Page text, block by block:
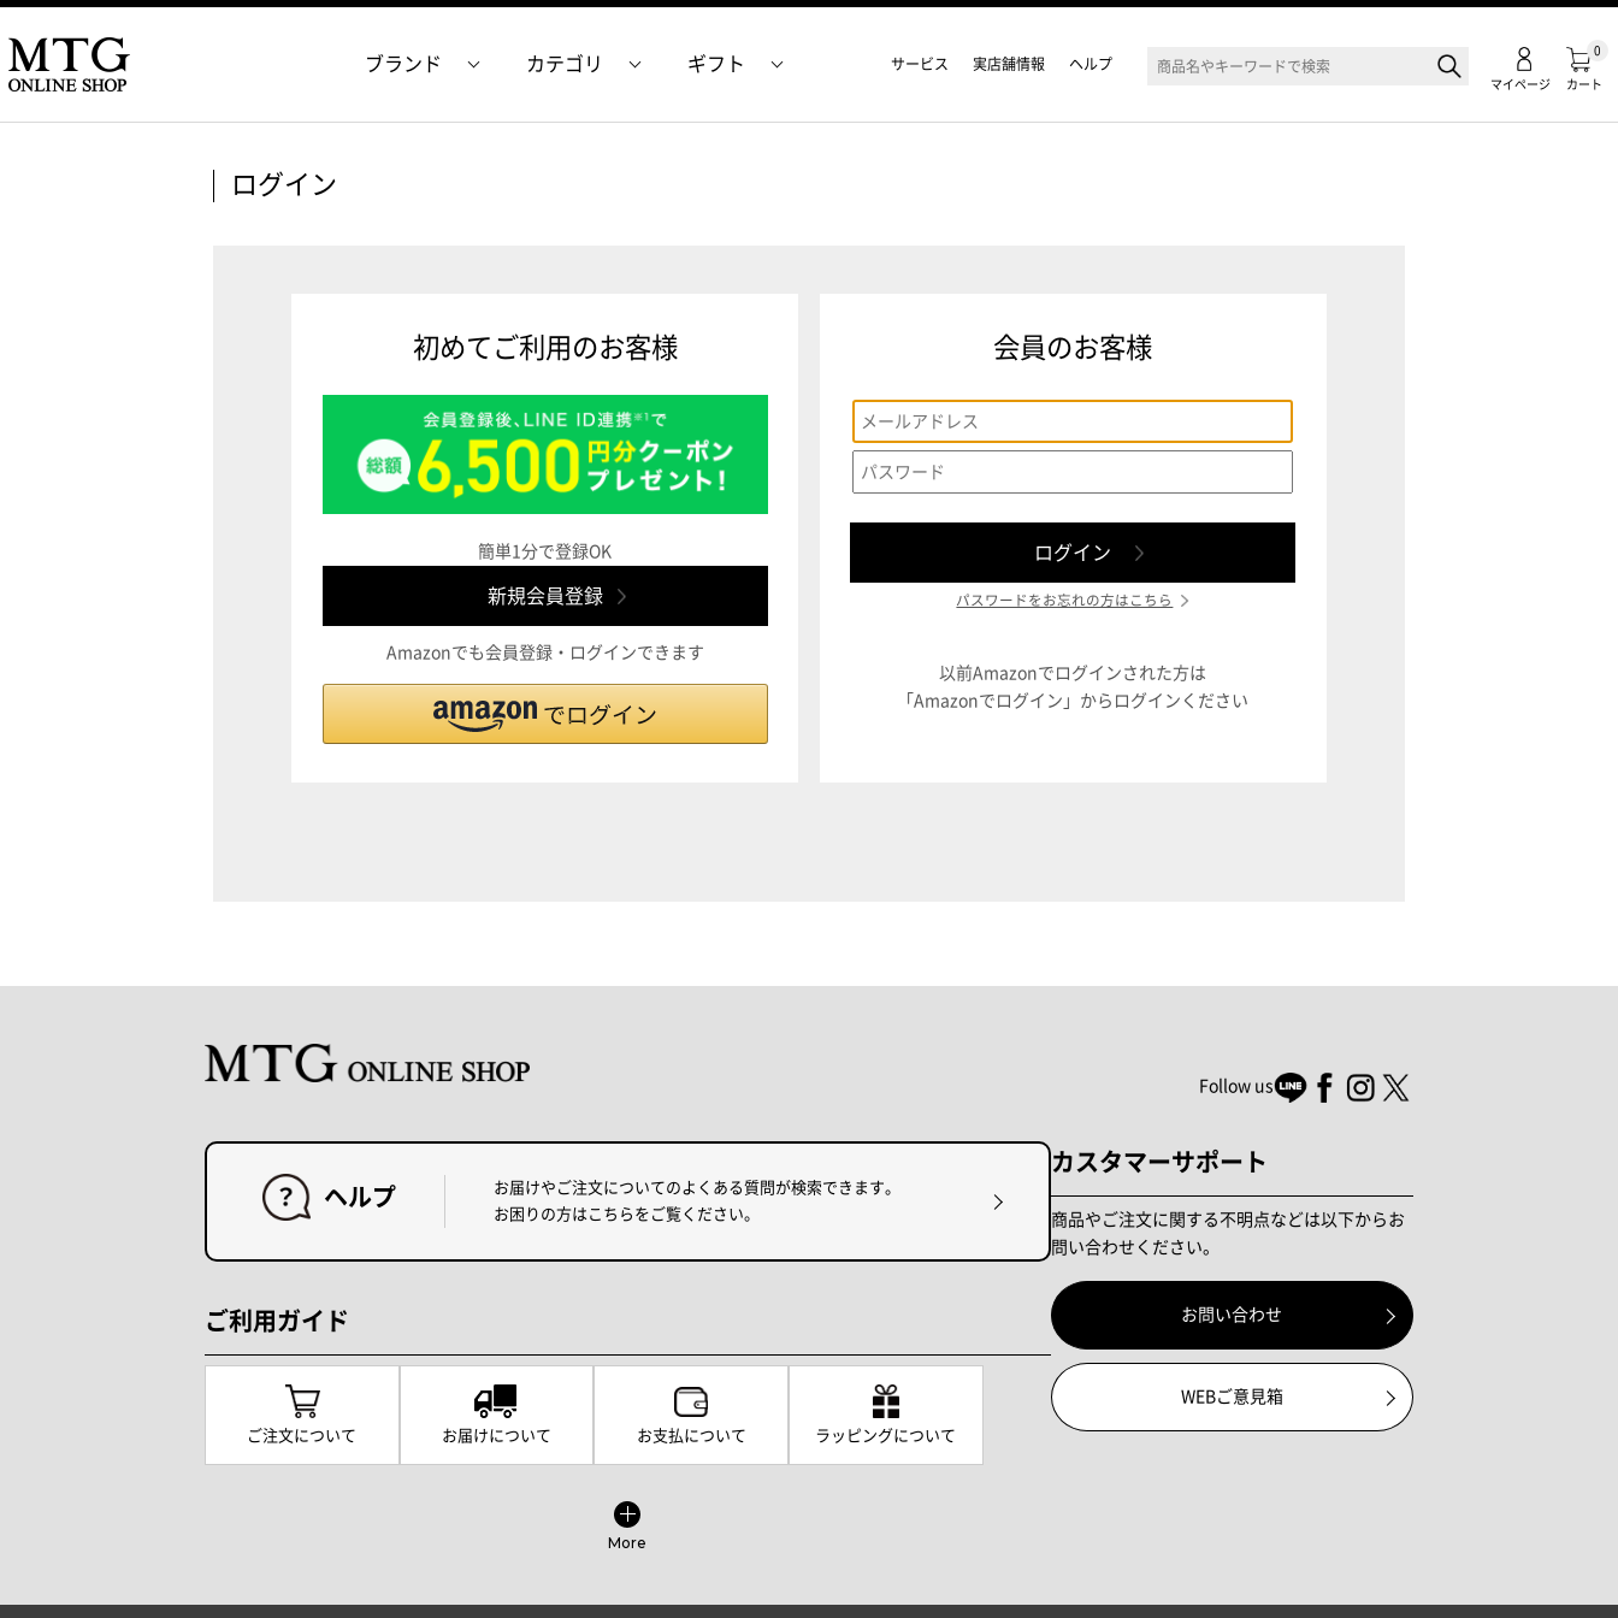
カート
0
マイページ
ブランド カテゴリ ギフト サービス 実店舗情報 ヘルプ
ログイン
初めてご利用のお客様
簡単1分で登録OK
Amazonでも会員登録・ログインできます
会員のお客様
パスワードをお忘れの方はこちら
以前Amazonでログインされた方は
「Amazonでログイン」からログインください
Follow us
ヘルプ
お届けやご注文についてのよくある質問が検索できます。
お困りの方はこちらをご覧ください。
ご利用ガイド
ご注文について お届けについて お支払について ラッピングについて
More
カスタマーサポート
商品やご注文に関する不明点などは以下からお
問い合わせください。
お問い合わせ
WEBご意見箱